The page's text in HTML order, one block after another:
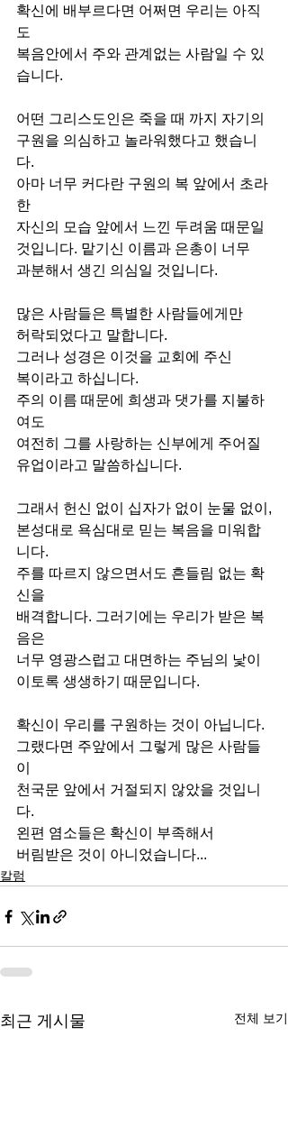
확신에 배부르다면 어쩌면 우리는 아직
도
복음안에서 주와 관계없는 사람일 수 있
습니다.
어떤 그리스도인은 죽을 때 까지 자기의
구원을 의심하고 놀라워했다고 했습니
다.
아마 너무 커다란 구원의 복 앞에서 초라
한
자신의 모습 앞에서 느낀 두려움 때문일
것입니다. 맡기신 이름과 은총이 너무
과분해서 생긴 의심일 것입니다.
많은 사람들은 특별한 사람들에게만
허락되었다고 말합니다.
그러나 성경은 이것을 교회에 주신
복이라고 하십니다.
주의 이름 때문에 희생과 댓가를 지불하
여도
여전히 그를 사랑하는 신부에게 주어질
유업이라고 말씀하십니다.
그래서 헌신 없이 십자가 없이 눈물 없이,
본성대로 욕심대로 믿는 복음을 미워합
니다.
주를 따르지 않으면서도 흔들림 없는 확
신을
배격합니다. 그러기에는 우리가 받은 복
음은
너무 영광스럽고 대면하는 주님의 낯이
이토록 생생하기 때문입니다.
확신이 우리를 구원하는 것이 아닙니다.
그랬다면 주앞에서 그렇게 많은 사람들
이
천국문 앞에서 거절되지 않았을 것입니
다.
왼편 염소들은 확신이 부족해서
버림받은 것이 아니었습니다...
칼럼
최근 게시물 전체 보기